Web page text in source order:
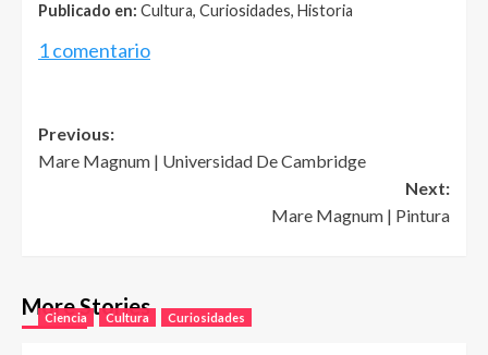
Publicado en: Cultura, Curiosidades, Historia
1 comentario
Post
navigation
Previous:
Mare Magnum | Universidad De Cambridge
Next:
Mare Magnum | Pintura
More Stories
Ciencia Cultura Curiosidades